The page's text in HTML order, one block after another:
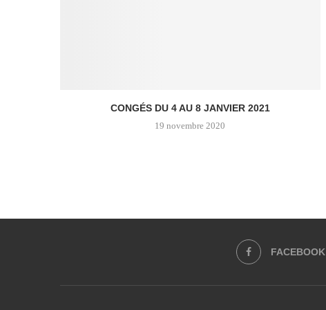
CONGÉS DU 4 AU 8 JANVIER 2021
19 novembre 2020
FACEBOOK